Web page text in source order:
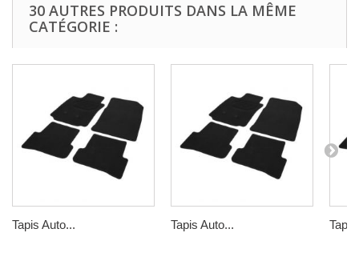
30 AUTRES PRODUITS DANS LA MÊME
CATÉGORIE :
Tapis Auto... Tapis Auto...